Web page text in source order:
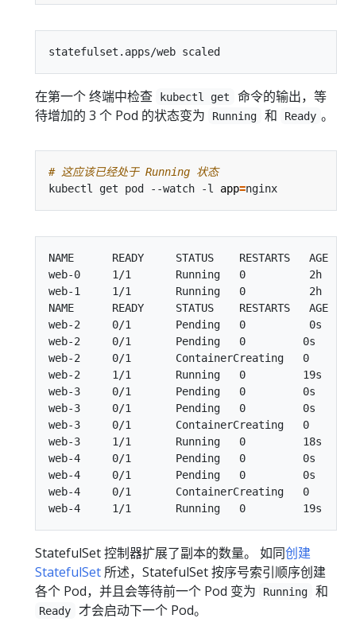
在第一个 终端中检查 kubectl get
命令的输出，等
待增加的 3 个 Pod 的状态变为
Running 和 Ready 。
# 这应该已经处于 Running 状态
kubectl get pod --watch -l app=
NAME      READY     STATUS    RESTARTS   AGE
web-0     1/1       Running   0          2h
web-1     1/1       Running   0          2h
NAME      READY     STATUS    RESTARTS   AGE
web-2     0/1       Pending   0          0s
web-2     0/1       Pending   0         0s
web-2     0/1       ContainerCreating   0
web-2     1/1       Running   0         19s
web-3     0/1       Pending   0         0s
web-3     0/1       Pending   0         0s
web-3     0/1       ContainerCreating   0
web-3     1/1       Running   0         18s
web-4     0/1       Pending   0         0s
web-4     0/1       Pending   0         0s
web-4     0/1       ContainerCreating   0
StatefulSet 控制器扩展了副本的数量。 如同创建
StatefulSet 所述，StatefulSet 按序号索引顺序创建
各个 Pod，并且会等待前一个 Pod 变为
Running 和
Ready 才会启动下一个 Pod。